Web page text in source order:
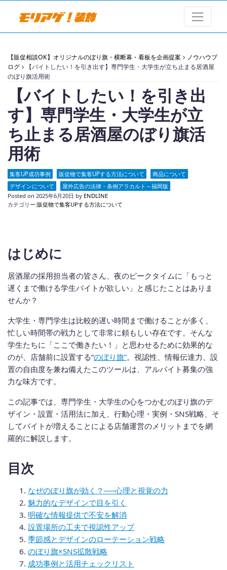
【販促相談OK】オリジナルのぼり旗・横断幕・看板を企画提案
ノウハウブ
ログ
【バイトしたい！を引き出す】専門学生・大学生が立ち止まる居酒屋
のぼり旗活用術
【バイトしたい！を引き出
す】専門学生・大学生が立
ち止まる居酒屋のぼり旗活
用術
集客UP成功事例 販促物で集客UPする方法について
商品について
デザインについて
屋外広告の法律・条例アラカルト～福岡版
Posted on 2025年6月20日 by ENDLINE
カテゴリー:販促物で集客UPする方法について
はじめに
居酒屋の採用担当者の皆さん、夜のピークタイムに「もっと
遅くまで働ける学生バイトが欲しい」と感じたことはありま
せんか？
大学生・専門学生は比較的遅い時間まで働けることが多く、
忙しい時間帯の戦力として非常に頼もしい存在です。そんな
学生たちに「ここで働きたい！」と思わせるために効果的な
のが、店舗前に設置する“のぼり旗”。視認性、情報伝達力、設
置の自由度を兼ね備えたこのツールは、アルバイト募集の強
力な味方です。
この記事では、専門学生・大学生の心をつかむのぼり旗のデ
ザイン・設置・活用法に加え、行動心理・実例・SNS戦略、そ
してバイトが増えることによる店舗運営のメリットまでを網
羅的に解説します。
目次
なぜのぼり旗が効く？──心理と視覚の力
魅力的なデザインで目を引く
明確な情報提供で不安を解消
設置場所の工夫で視認性アップ
季節感とデザインのローテーション戦略
のぼり旗×SNS拡散戦略
成功事例と活用チェックリスト